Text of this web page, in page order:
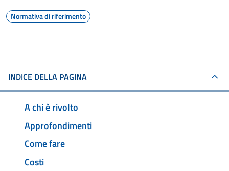
Normativa di riferimento
INDICE DELLA PAGINA
A chi è rivolto
Approfondimenti
Come fare
Costi